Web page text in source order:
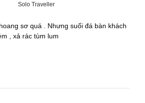
Solo Traveller
sơ quá . Nhưng suối đá bàn khách
, xả rác tùm lum